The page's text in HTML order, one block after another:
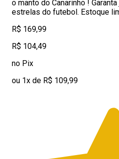
o manto do Canarinho !
estrelas do futebol. Estoque
R$ 169,99
R$ 104,49
no Pix
ou 1x de R$ 109,99